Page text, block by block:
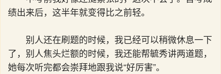
绩出来后，这半年就变得比之前轻。
别人还在刷题的时候，我已经可以稍微休息一下
了，别人焦头烂额的时候，我还能帮毓秀讲两道题，
她每次听完都会崇拜地跟我说“好厉害”。